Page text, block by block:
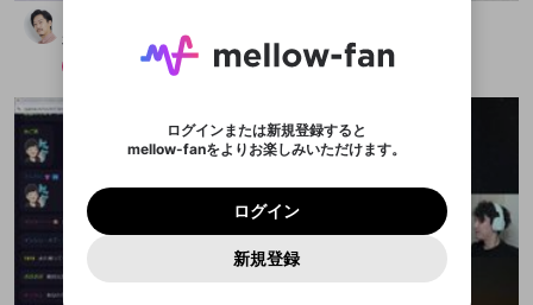
布団ちゃん
2025/10/19
ライブ配信中に休憩するときに、最大1分間の広告
を表示することができます。
ユーザーの視聴環境によっては広告を表示すること
ができない場合があります。
詳しくはこちら
アプリで快適に視聴しよう！
ば、通知をもれなく受け取れます！
インストール アプリで開く
または
Google
Yahoo! JAPAN
Appleでサインアップ
次にお進みください。
または
Google
Yahoo! JAPAN
Appleでサインイン
ログイン
パスワードを忘れた方はこちら
アカウントをお持ちですか？アカウントを作成する
ログインまたは新規登録すると
mellow-fanをよりお楽しみいただけます。
ログイン
新規登録
登録したメールアドレスを入力し、送信してくださ
再設定する
入力していただいたメールアドレ
スに、パスワード再設定用URLを
のでご確認ください
OK
お住まいの地域
ご登録いただいた情報はサービスの向上を目的
として使用いたします。
一部サービスをご利用いただくには、生年月の
登録が必要です。
メイン及びcs.openrec.co.jpドメイン）が受信拒否設
定に含まれていないかご確認ください。
入力
セッションの有効期限が切れたた
プレミアム会員に入会
わいせつな表現
著作権の侵害
なりすまし行為
0
報告された問題については、利用規約に違反しているか
どうかをスタッフが確認します。
用することは、利用規約違反になります。
Discordアカウントをお持ちでない方
Discordアカウントを作成
Discordは第三者が提供するコミュニティーサービスで、
mellow-fanとは関わりがありません。Discordに関してのお
問い合わせにはお答えすることができません。Discordの仕
様変更により、限定コミュニティ特典の提供が終了する可能